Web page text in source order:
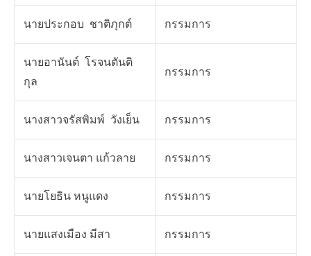
นายประกอบ ชาติภุกต์ กรรมการ
นายอานันต์ โรจนตันติ
กุล
กรรมการ
นางสาวจรัสพิมพ์ วังเย็น กรรมการ
นางสาวเจนตา แก้วลาย กรรมการ
นายโยธิน หนูแดง กรรมการ
นายแสงเมือง มีสา กรรมการ